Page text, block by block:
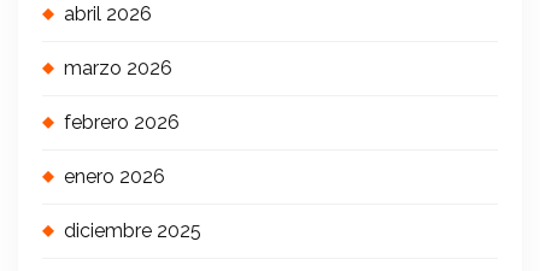
abril 2026
marzo 2026
febrero 2026
enero 2026
diciembre 2025